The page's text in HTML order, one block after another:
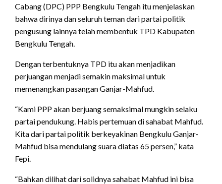
Cabang (DPC) PPP Bengkulu Tengah itu menjelaskan
bahwa dirinya dan seluruh teman dari partai politik
pengusung lainnya telah membentuk TPD Kabupaten
Bengkulu Tengah.
Dengan terbentuknya TPD itu akan menjadikan
perjuangan menjadi semakin maksimal untuk
memenangkan pasangan Ganjar-Mahfud.
“Kami PPP akan berjuang semaksimal mungkin selaku
partai pendukung. Habis pertemuan di sahabat Mahfud.
Kita dari partai politik berkeyakinan Bengkulu Ganjar-
Mahfud bisa mendulang suara diatas 65 persen,” kata
Fepi.
“Bahkan dilihat dari solidnya sahabat Mahfud ini bisa